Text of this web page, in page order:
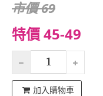
市價 69
特價 45-49
加入購物車